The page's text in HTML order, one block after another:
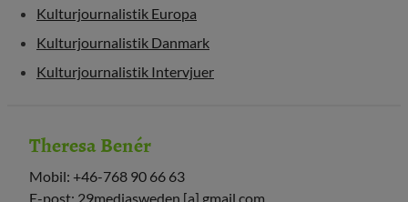
Kulturjournalistik Europa
Kulturjournalistik Danmark
Kulturjournalistik Intervjuer
Theresa Benér
Mobil: +46-768 90 66 63
E-post: 29mediasweden [a] gmail.com